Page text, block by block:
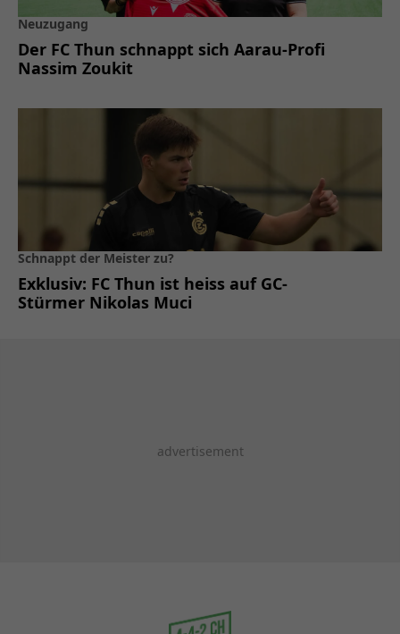
Neuzugang
Der FC Thun schnappt sich Aarau-Profi
Nassim Zoukit
Schnappt der Meister zu?
Exklusiv: FC Thun ist heiss auf GC-
Stürmer Nikolas Muci